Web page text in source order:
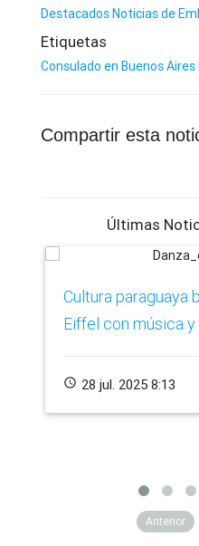
DestacadosNoticias de
Etiquetas
Consulado en Buenos Aires
Compartir esta
Últimas
​Cultura paraguaya
Eiffel con música
schedule 28 jul. 2025 8:13
Anterior